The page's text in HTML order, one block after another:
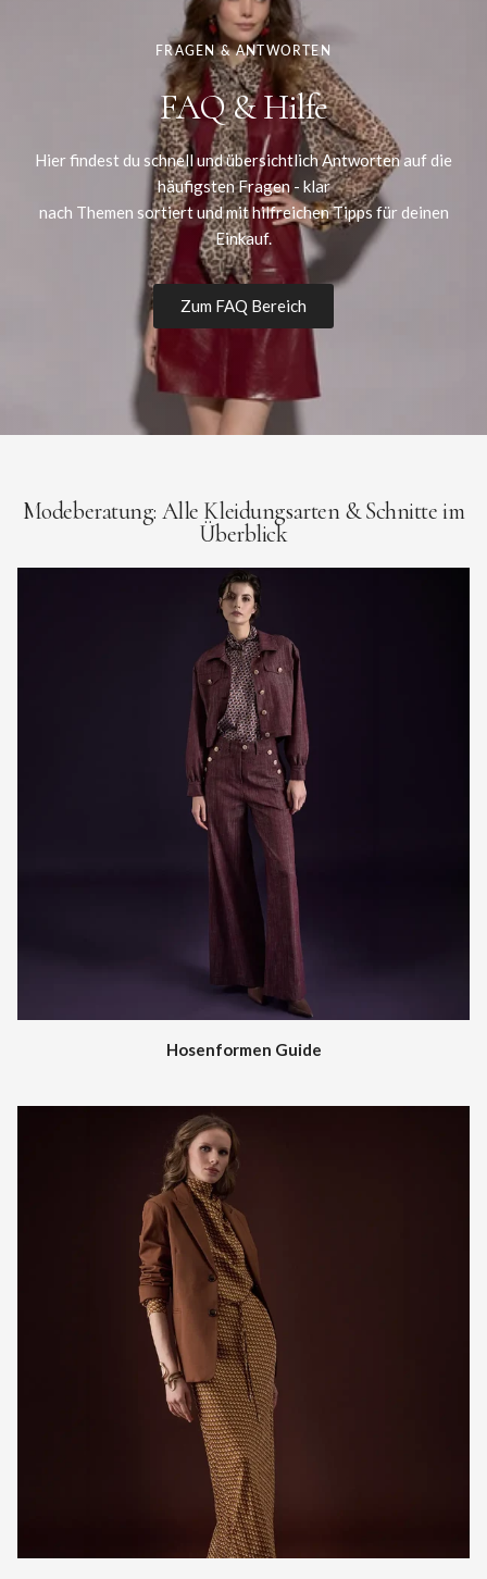
FRAGEN & ANTWORTEN
FAQ & Hilfe
Hier findest du schnell und übersichtlich Antworten auf die
häufigsten Fragen - klar
nach Themen sortiert und mit hilfreichen Tipps für deinen
Einkauf.
Zum FAQ Bereich
Modeberatung: Alle Kleidungsarten & Schnitte im
Überblick
Hosenformen Guide